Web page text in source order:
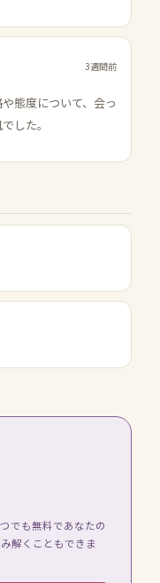
3週間前
態度について、会っ
した。
でも無料であなたの
解くこともできま